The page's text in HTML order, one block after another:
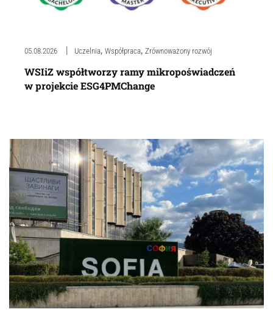
05.08.2026 Uczelnia, Współpraca, Zrównoważony rozwój
WSIiZ współtworzy ramy mikropoświadczeń
w projekcie ESG4PMChange